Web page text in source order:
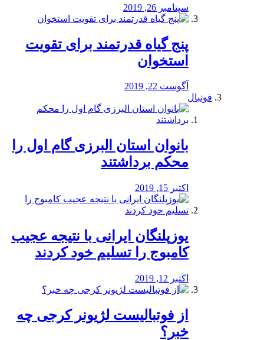
سپتامبر 26, 2019
پنج گیاه قدرتمند برای تقویت
استخوان
آگوست 22, 2019
فوتبال
بانوان استان البرزی گام اول را
محكم برداشتند
اکتبر 15, 2019
یوزپلنگان ایرانی با نتیجه عجیب
کامبوج را تسلیم خود کردند
اکتبر 12, 2019
از فوتبالیست لژیونر کرجی چه
خبر؟